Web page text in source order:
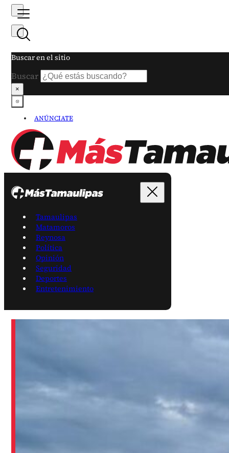
Buscar en el sitio
Buscar
×
ANÚNCIATE
Tamaulipas
Matamoros
Reynosa
Política
Opinión
Seguridad
Deportes
Entretenimiento